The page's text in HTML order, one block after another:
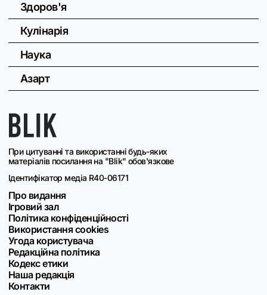
При цитуванні та використанні будь-яких
матеріалів посилання на "Blik" обов'язкове
Ідентифікатор медіа R40-06171
Про видання
Ігровий зал
Політика конфіденційності
Використання cookies
Угода користувача
Редакційна політика
Кодекс етики
Наша редакція
Контакти
Здоров'я
Кулінарія
Наука
Азарт